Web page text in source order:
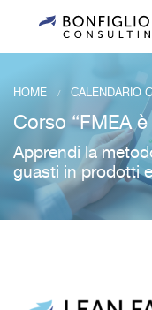
HOME / CALENDARIO
Corso “FMEA
Apprendi la
guasti in prodotti